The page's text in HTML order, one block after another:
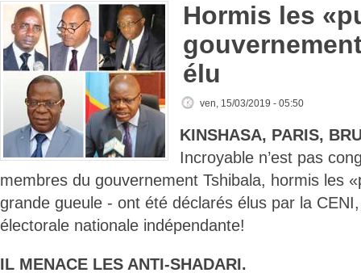
Hormis les
élu
ven, 15/03/2019 - 05:50
KINSHASA, PARIS,
Incroyable n’est pas
membres du gouvernement Tshibala, hormis les
grande gueule - ont été déclarés élus par la
électorale nationale indépendante!
IL MENACE LES ANTI-SHADARI.